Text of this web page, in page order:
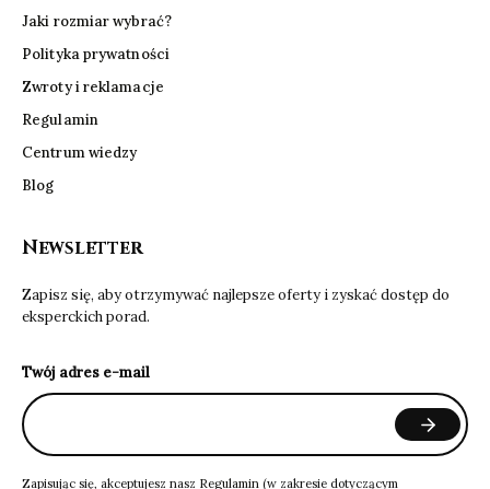
Jaki rozmiar wybrać?
Polityka prywatności
Zwroty i reklamacje
Regulamin
Centrum wiedzy
Blog
Newsletter
Zapisz się, aby otrzymywać najlepsze oferty i zyskać dostęp do
eksperckich porad.
Twój adres e-mail
Zapisując się, akceptujesz nasz Regulamin (w zakresie dotyczącym